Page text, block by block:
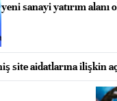
yeni sanayi yatırım
site aidatlarına ilişkin